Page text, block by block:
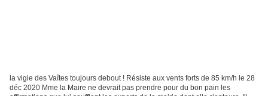
la vigie des Vaîtes toujours debout ! Résiste aux vents forts de 85 km/h le 28
déc 2020 Mme la Maire ne devrait pas prendre pour du bon pain les